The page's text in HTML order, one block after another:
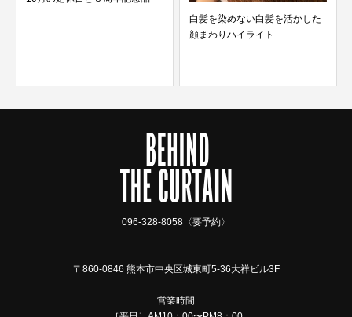
白髪を染めない白髪を活かした
顔まわりハイライト
096-328-8058〈要予約〉
〒860-0846 熊本市中央区城東町5-36大祥ビル3F
営業時間